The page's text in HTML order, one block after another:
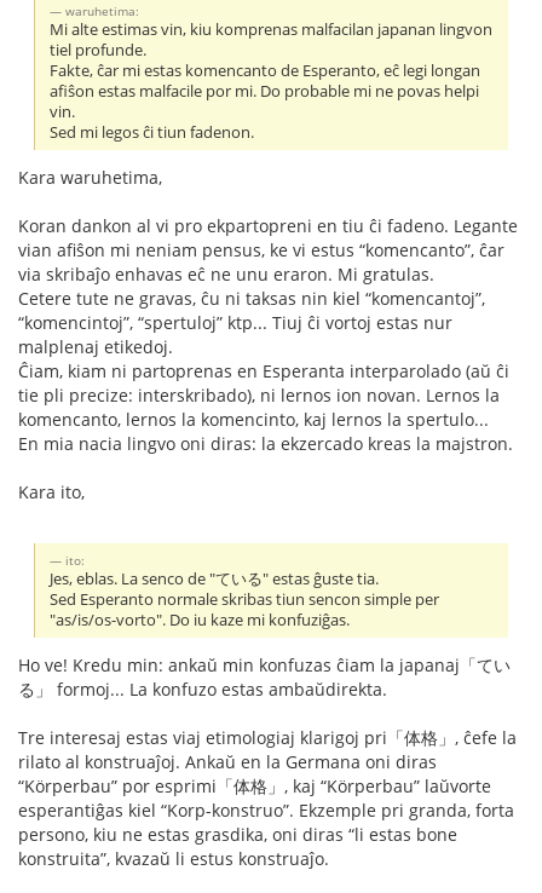
waruhetima:
Mi alte estimas vin, kiu komprenas malfacilan japanan lingvon
tiel profunde.
Fakte, ĉar mi estas komencanto de Esperanto, eĉ legi longan
afiŝon estas malfacile por mi. Do probable mi ne povas helpi
vin.
Sed mi legos ĉi tiun fadenon.
Kara waruhetima,
Koran dankon al vi pro ekpartopreni en tiu ĉi fadeno. Legante
vian afiŝon mi neniam pensus, ke vi estus “komencanto”, ĉar
via skribaĵo enhavas eĉ ne unu eraron. Mi gratulas.
Cetere tute ne gravas, ĉu ni taksas nin kiel “komencantoj”,
“komencintoj”, “spertuloj” ktp... Tiuj ĉi vortoj estas nur
malplenaj etikedoj.
Ĉiam, kiam ni partoprenas en Esperanta interparolado (aŭ ĉi
tie pli precize: interskribado), ni lernos ion novan. Lernos la
komencanto, lernos la komencinto, kaj lernos la spertulo...
En mia nacia lingvo oni diras: la ekzercado kreas la majstron.
Kara ito,
ito:
Jes, eblas. La senco de "ている" estas ĝuste tia.
Sed Esperanto normale skribas tiun sencon simple per
"as/is/os-vorto". Do iu kaze mi konfuziĝas.
Ho ve! Kredu min: ankaŭ min konfuzas ĉiam la japanaj「てい
る」 formoj... La konfuzo estas ambaŭdirekta.
Tre interesaj estas viaj etimologiaj klarigoj pri「体格」, ĉefe la
rilato al konstruaĵoj. Ankaŭ en la Germana oni diras
“Körperbau” por esprimi「体格」, kaj “Körperbau” laŭvorte
esperantiĝas kiel “Korp-konstruo”. Ekzemple pri granda, forta
persono, kiu ne estas grasdika, oni diras “li estas bone
konstruita”, kvazaŭ li estus konstruaĵo.